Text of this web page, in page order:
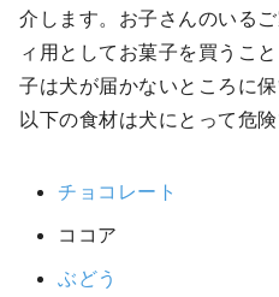
介します。お子さんのいる
ィ用としてお菓子を買うこ
子は犬が届かないところに
以下の食材は犬にとって危険
チョコレート
ココア
ぶどう